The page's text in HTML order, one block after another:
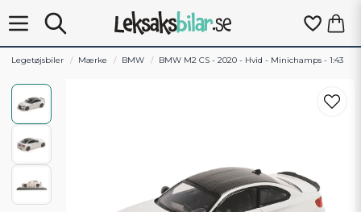
Legetøjsbiler Mærke BMW BMW M2 CS - 2020 - Hvid - Minichamps - 1:43